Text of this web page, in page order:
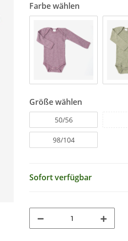
Farbe wählen
Größe wählen
50/56
98/104
Sofort verfügbar